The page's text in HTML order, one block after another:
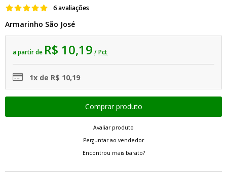
6 avaliações
Armarinho São José
a partir de R$ 10,19 / Pct
1x de R$ 10,19
Avaliar produto
Perguntar ao vendedor
Encontrou mais barato?